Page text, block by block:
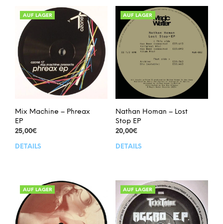
AUF LAGER
Mix Machine – Phreax
EP
25,00€
DETAILS
AUF LAGER
Nathan Homan – Lost
Stop EP
20,00€
DETAILS
AUF LAGER AUF LAGER